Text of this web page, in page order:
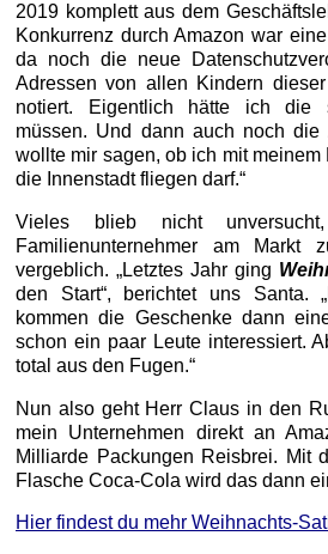
2019 komplett aus dem
Konkurrenz durch Amazon war
da noch die neue
Adressen von allen Kindern
notiert. Eigentlich hätte ich die
müssen. Und dann auch noch die
wollte mir sagen, ob ich mit
die Innenstadt fliegen darf.“
Vieles blieb nicht
Familienunternehmer am Markt
vergeblich. „Letztes Jahr ging
den Start“, berichtet uns Santa.
kommen die Geschenke dann
schon ein paar Leute interessiert.
total aus den Fugen.“
Nun also geht Herr Claus in den
mein Unternehmen direkt an
Milliarde Packungen Reisbrei. Mit
Flasche Coca-Cola wird das dann
Hier findest du mehr Weihnachts-